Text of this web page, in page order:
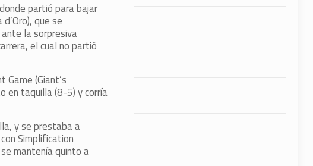
partió para bajar
que se
la sorpresiva
el cual no partió
(Giant’s
en taquilla (8-5) y corría
y se prestaba a
Simplification
mantenía quinto a